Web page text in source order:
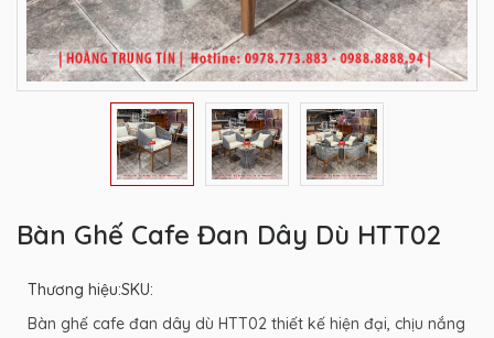
Bàn Ghế Cafe Đan Dây Dù HTT02
Thương hiệu:SKU:
Bàn ghế cafe đan dây dù HTT02 thiết kế hiện đại, chịu nắng